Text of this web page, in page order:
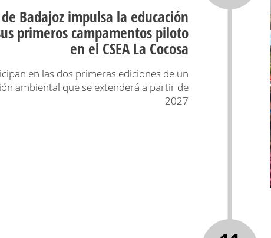
Badajoz impulsa la educación
primeros campamentos piloto
en el CSEA La Cocosa
en las dos primeras ediciones de un
ambiental que se extenderá a partir de
2027